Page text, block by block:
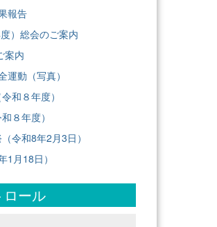
報告
）総会のご案内
案内
運動（写真）
和８年度）
８年度）
令和8年2月3日）
1月18日）
ロール